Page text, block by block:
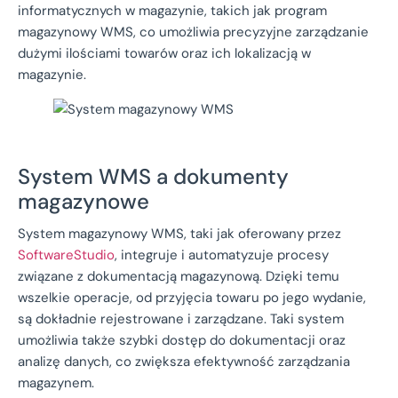
informatycznych w magazynie, takich jak program
magazynowy WMS, co umożliwia precyzyjne zarządzanie
dużymi ilościami towarów oraz ich lokalizacją w
magazynie.
System WMS a dokumenty
magazynowe
System magazynowy WMS, taki jak oferowany przez
SoftwareStudio, integruje i automatyzuje procesy
związane z dokumentacją magazynową. Dzięki temu
wszelkie operacje, od przyjęcia towaru po jego wydanie,
są dokładnie rejestrowane i zarządzane. Taki system
umożliwia także szybki dostęp do dokumentacji oraz
analizę danych, co zwiększa efektywność zarządzania
magazynem.